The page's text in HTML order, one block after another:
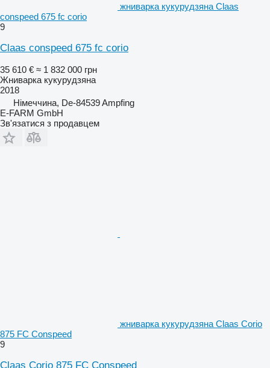
жниварка кукурудзяна Claas
conspeed 675 fc corio
9
Claas conspeed 675 fc corio
35 610 € ≈ 1 832 000 грн
Жниварка кукурудзяна
2018
Німеччина, De-84539 Ampfing
E-FARM GmbH
Зв'язатися з продавцем
жниварка кукурудзяна Claas Corio
875 FC Conspeed
9
Claas Corio 875 FC Conspeed